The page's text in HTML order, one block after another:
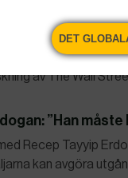
som såg på
register över
av The Wall
”Han måste
Recep Tayyip
kan avgöra
DET